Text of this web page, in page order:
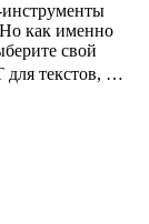
как именно
свой
для текстов, …